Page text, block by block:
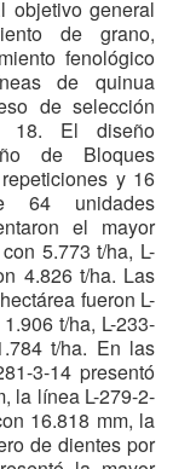
objetivo general
de grano,
fenológico
de quinua
de selección
18. El diseño
de Bloques
y 16
64 unidades
el mayor
5.773 t/ha, L-
4.826 t/ha. Las
fueron L-
t/ha, L-233-
t/ha. En las
3-14 presentó
la línea L-279-2-
16.818 mm, la
de dientes por